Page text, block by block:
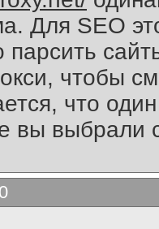
Для SEO
чтобы
что
вы выбрали